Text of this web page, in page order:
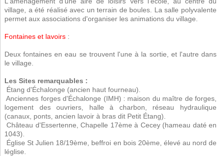
village, a été réalisé avec un terrain de boules. La salle polyvalente
permet aux associations d'organiser les animations du village.
Fontaines et lavoirs:
Deux fontaines en eau se trouvent l'une à la sortie, et l'autre dans
le village.
Les Sites remarquables :
 Étang d'Échalonge (ancien haut fourneau).
 Anciennes forges d'Échalonge (IMH) : maison du maître de forges,
logement des ouvriers, halle à charbon, réseau hydraulique
(canaux, ponts, ancien lavoir à bras dit Petit Étang).
 Château d'Essertenne, Chapelle 17ème à Cecey (hameau daté en
1043).
 Église St Julien 18/19ème, beffroi en bois 20ème, élevé au nord de
léglise.